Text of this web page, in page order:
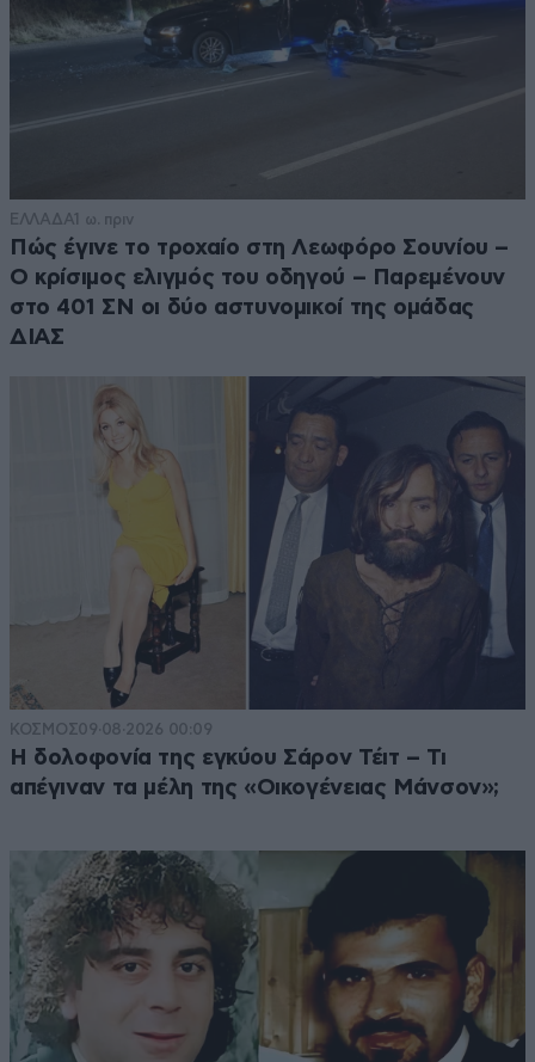
ΕΛΛΑΔΑ1 ω. πριν
Πώς έγινε το τροχαίο στη Λεωφόρο Σουνίου –
Ο κρίσιμος ελιγμός του οδηγού – Παρεμένουν
στο 401 ΣΝ οι δύο αστυνομικοί της ομάδας
ΔΙΑΣ
ΚΟΣΜΟΣ09·08·2026 00:09
Η δολοφονία της εγκύου Σάρον Τέιτ – Τι
απέγιναν τα μέλη της «Οικογένειας Μάνσον»;